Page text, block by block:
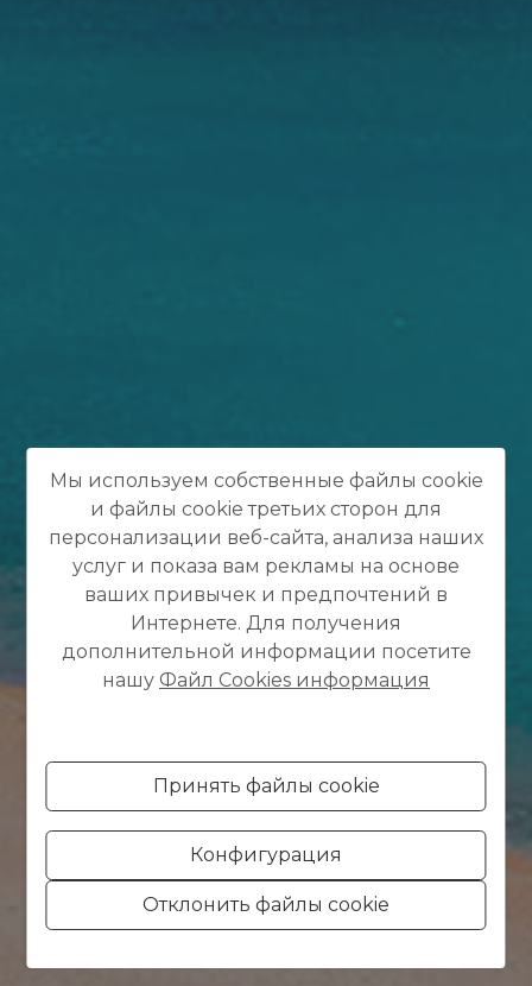
Мы используем собственные файлы cookie
и файлы cookie третьих сторон для
персонализации веб-сайта, анализа наших
услуг и показа вам рекламы на основе
ваших привычек и предпочтений в
Интернете. Для получения
дополнительной информации посетите
нашу Файл Cookies информация
Принять файлы cookie
Конфигурация
Отклонить файлы cookie